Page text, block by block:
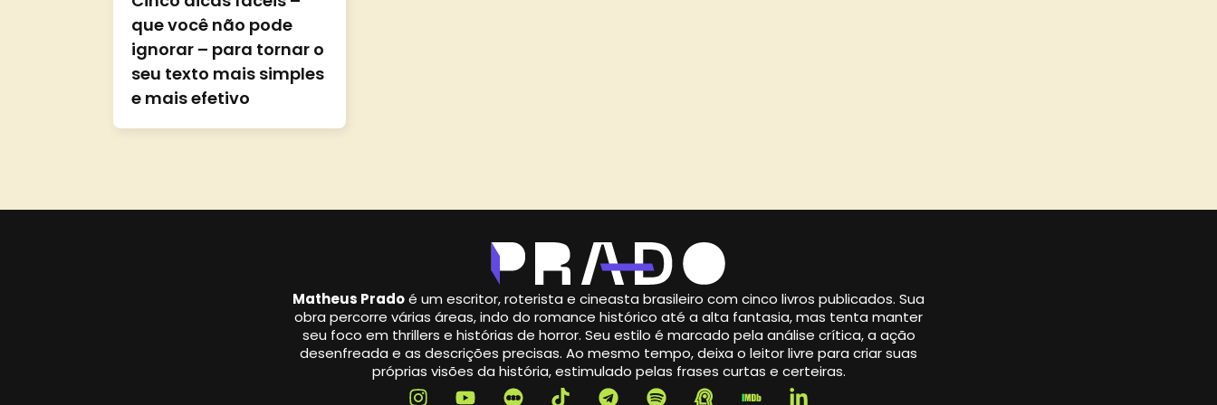
que você não pode
ignorar – para tornar o
seu texto mais simples
e mais efetivo
Matheus Pradoé um escritor, roterista e cineasta brasileiro com cinco livros publicados. Sua
obra percorre várias áreas, indo do romance histórico até a alta fantasia, mas tenta manter
seu foco em thrillers e histórias de horror. Seu estilo é marcado pela análise crítica, a ação
desenfreada e as descrições precisas. Ao mesmo tempo, deixa o leitor livre para criar suas
próprias visões da história, estimulado pelas frases curtas e certeiras.